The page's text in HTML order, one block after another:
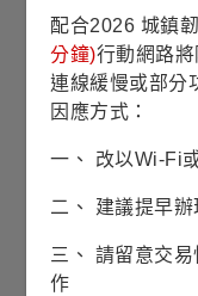
近1年
平均淨值
配合2026 城鎮
分鐘)行動網路
連線緩慢或部分
因應方式：
一、 改以Wi-Fi
二、 建議提早辦
三、 請留意交
作